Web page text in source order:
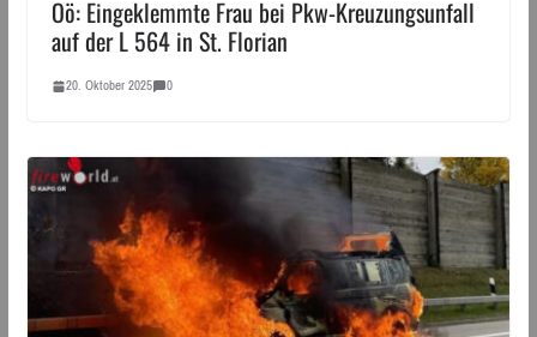
Oö: Eingeklemmte Frau bei Pkw-Kreuzungsunfall
auf der L 564 in St. Florian
20. Oktober 2025 0